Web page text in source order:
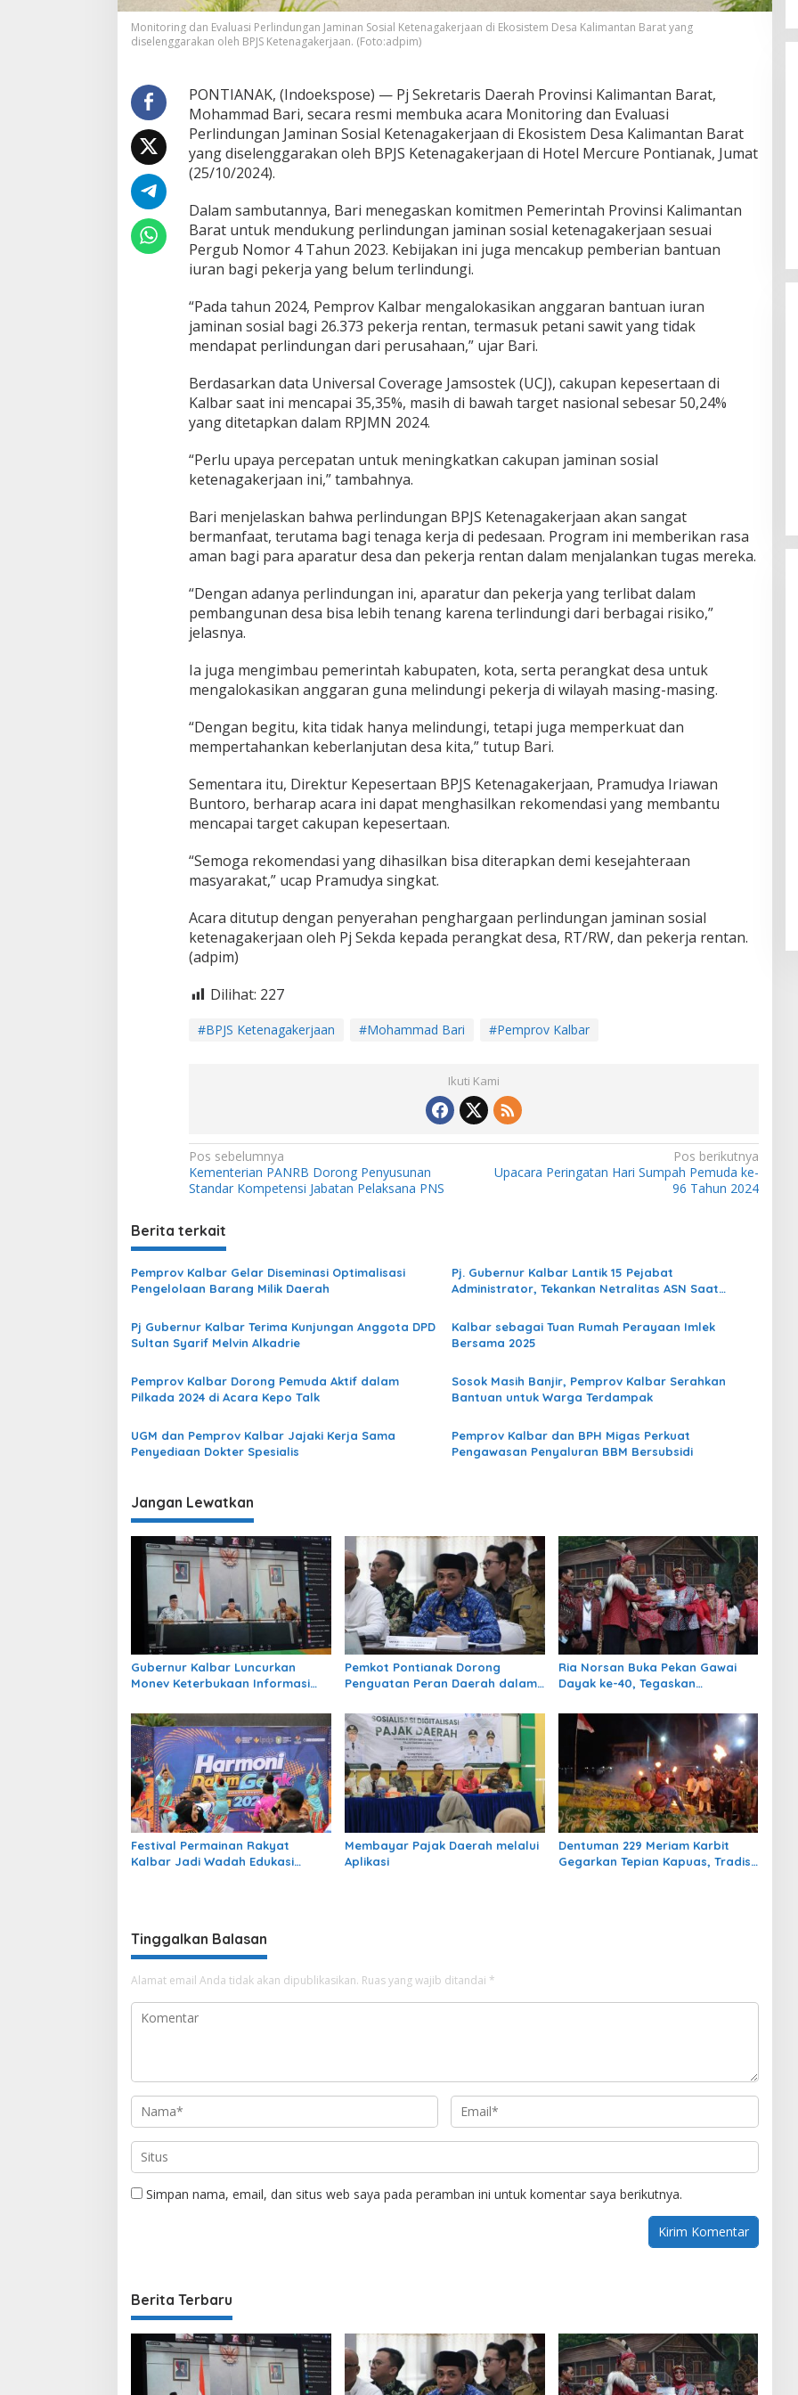
a
n
S
l
K
e
t
a
g
a
k
e
r
j
a
a
d
E
k
s
i
s
e
m
D
s
a
K
a
b
a
r
Monitoring dan Evaluasi Perlindungan Jaminan Sosial Ketenagakerjaan di Ekosistem Desa Kalimantan Barat yang
diselenggarakan oleh BPJS Ketenagakerjaan. (Foto:adpim)
PONTIANAK, (Indoekspose) — Pj Sekretaris Daerah Provinsi Kalimantan Barat,
Mohammad Bari, secara resmi membuka acara Monitoring dan Evaluasi
Perlindungan Jaminan Sosial Ketenagakerjaan di Ekosistem Desa Kalimantan Barat
yang diselenggarakan oleh BPJS Ketenagakerjaan di Hotel Mercure Pontianak, Jumat
(25/10/2024).
Dalam sambutannya, Bari menegaskan komitmen Pemerintah Provinsi Kalimantan
Barat untuk mendukung perlindungan jaminan sosial ketenagakerjaan sesuai
Pergub Nomor 4 Tahun 2023. Kebijakan ini juga mencakup pemberian bantuan
iuran bagi pekerja yang belum terlindungi.
“Pada tahun 2024, Pemprov Kalbar mengalokasikan anggaran bantuan iuran
jaminan sosial bagi 26.373 pekerja rentan, termasuk petani sawit yang tidak
mendapat perlindungan dari perusahaan,” ujar Bari.
Berdasarkan data Universal Coverage Jamsostek (UCJ), cakupan kepesertaan di
Kalbar saat ini mencapai 35,35%, masih di bawah target nasional sebesar 50,24%
yang ditetapkan dalam RPJMN 2024.
“Perlu upaya percepatan untuk meningkatkan cakupan jaminan sosial
ketenagakerjaan ini,” tambahnya.
Bari menjelaskan bahwa perlindungan BPJS Ketenagakerjaan akan sangat
bermanfaat, terutama bagi tenaga kerja di pedesaan. Program ini memberikan rasa
aman bagi para aparatur desa dan pekerja rentan dalam menjalankan tugas mereka.
“Dengan adanya perlindungan ini, aparatur dan pekerja yang terlibat dalam
pembangunan desa bisa lebih tenang karena terlindungi dari berbagai risiko,”
jelasnya.
Ia juga mengimbau pemerintah kabupaten, kota, serta perangkat desa untuk
mengalokasikan anggaran guna melindungi pekerja di wilayah masing-masing.
“Dengan begitu, kita tidak hanya melindungi, tetapi juga memperkuat dan
mempertahankan keberlanjutan desa kita,” tutup Bari.
Sementara itu, Direktur Kepesertaan BPJS Ketenagakerjaan, Pramudya Iriawan
Buntoro, berharap acara ini dapat menghasilkan rekomendasi yang membantu
mencapai target cakupan kepesertaan.
“Semoga rekomendasi yang dihasilkan bisa diterapkan demi kesejahteraan
masyarakat,” ucap Pramudya singkat.
Acara ditutup dengan penyerahan penghargaan perlindungan jaminan sosial
ketenagakerjaan oleh Pj Sekda kepada perangkat desa, RT/RW, dan pekerja rentan.
(adpim)
Dilihat: 227
#BPJS Ketenagakerjaan #Mohammad Bari #Pemprov Kalbar
Ikuti Kami
N
a
i
g
a
i
o
s
Pos sebelumnya
Kementerian PANRB Dorong Penyusunan
Standar Kompetensi Jabatan Pelaksana PNS
Pos berikutnya
Upacara Peringatan Hari Sumpah Pemuda ke-
96 Tahun 2024
Berita terkait
Pemprov Kalbar Gelar Diseminasi Optimalisasi
Pengelolaan Barang Milik Daerah
Pj. Gubernur Kalbar Lantik 15 Pejabat
Administrator, Tekankan Netralitas ASN Saat
Pj Gubernur Kalbar Terima Kunjungan Anggota DPD
Sultan Syarif Melvin Alkadrie
Kalbar sebagai Tuan Rumah Perayaan Imlek
Bersama 2025
Pemprov Kalbar Dorong Pemuda Aktif dalam
Pilkada 2024 di Acara Kepo Talk
Sosok Masih Banjir, Pemprov Kalbar Serahkan
Bantuan untuk Warga Terdampak
UGM dan Pemprov Kalbar Jajaki Kerja Sama
Penyediaan Dokter Spesialis
Pemprov Kalbar dan BPH Migas Perkuat
Pengawasan Penyaluran BBM Bersubsidi
Jangan Lewatkan
Gubernur Kalbar Luncurkan
Monev Keterbukaan Informasi
Pemkot Pontianak Dorong
Penguatan Peran Daerah dalam
Ria Norsan Buka Pekan Gawai
Dayak ke-40, Tegaskan
Pelestarian Budaya
Festival Permainan Rakyat
Kalbar Jadi Wadah Edukasi
Membayar Pajak Daerah melalui
Aplikasi
Dentuman 229 Meriam Karbit
Gegarkan Tepian Kapuas, Tradisi
Tinggalkan Balasan
Alamat email Anda tidak akan dipublikasikan. Ruas yang wajib ditandai *
Simpan nama, email, dan situs web saya pada peramban ini untuk komentar saya berikutnya.
Berita Terbaru
Unggul di Pilkada Landak, Karolin
Erani Sampaikan Terima Kasih Atas